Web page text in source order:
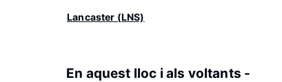
Lancaster (LNS)
En aquest lloc i als voltants -